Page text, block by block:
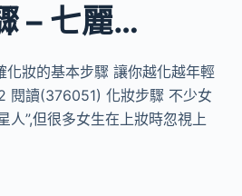
– 七麗…
化妝的基本步驟 讓你越化越年輕
閱讀(376051) 化妝步驟 不少女
人”,但很多女生在上妝時忽視上